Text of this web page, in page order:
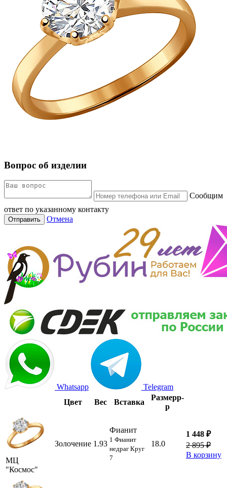
Вопрос об изделии
Сообщим
ответ по указанному контакту
Отправить Отмена
Whatsapp
Telegram
Цвет
Вес Вставка
Размерр-
р
МЦ
"Космос"
Золочение 1.93
Фианит
1 Фианит
недраг Круг
7
18.0
1 448 ₽
2 895 ₽
В корзину